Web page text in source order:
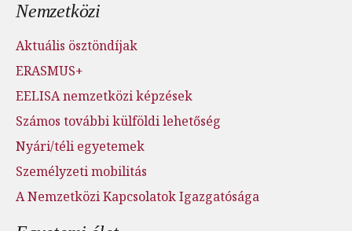
Nemzetközi
Aktuális ösztöndíjak
ERASMUS+
EELISA nemzetközi képzések
Számos további külföldi lehetőség
Nyári/téli egyetemek
Személyzeti mobilitás
A Nemzetközi Kapcsolatok Igazgatósága